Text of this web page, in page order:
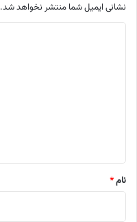
نشانی ایمیل شما منتشر نخواهد شد.
نام*